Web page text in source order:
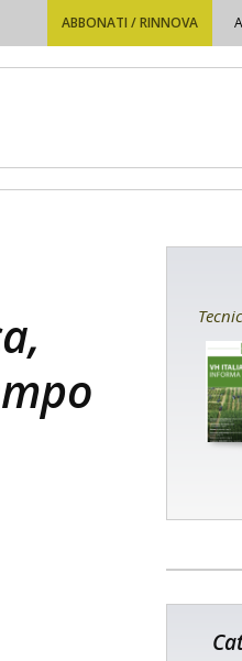
ABBONATI / RINNOVA